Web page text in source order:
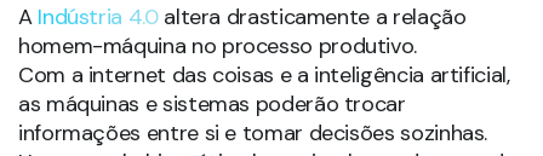
A Indústria 4.0altera drasticamente a relação
homem-máquina no processo produtivo.
Com a internet das coisas e a inteligência artificial,
as máquinas e sistemas poderão trocar
informações entre si e tomar decisões sozinhas.